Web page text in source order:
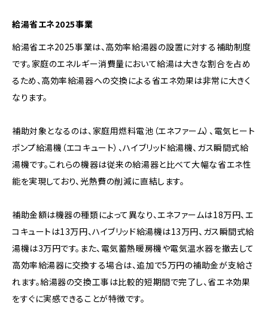
給湯省エネ2025事業
給湯省エネ2025事業は、高効率給湯器の設置に対する補助制度
です。家庭のエネルギー消費量において給湯は大きな割合を占め
るため、高効率給湯器への交換による省エネ効果は非常に大きく
なります。
補助対象となるのは、家庭用燃料電池（エネファーム）、電気ヒート
ポンプ給湯機（エコキュート）、ハイブリッド給湯機、ガス瞬間式給
湯機です。これらの機器は従来の給湯器と比べて大幅な省エネ性
能を実現しており、光熱費の削減に直結します。
補助金額は機器の種類によって異なり、エネファームは18万円、エ
コキュートは13万円、ハイブリッド給湯機は13万円、ガス瞬間式給
湯機は3万円です。また、電気蓄熱暖房機や電気温水器を撤去して
高効率給湯器に交換する場合は、追加で5万円の補助金が支給さ
れます。給湯器の交換工事は比較的短期間で完了し、省エネ効果
をすぐに実感できることが特徴です。